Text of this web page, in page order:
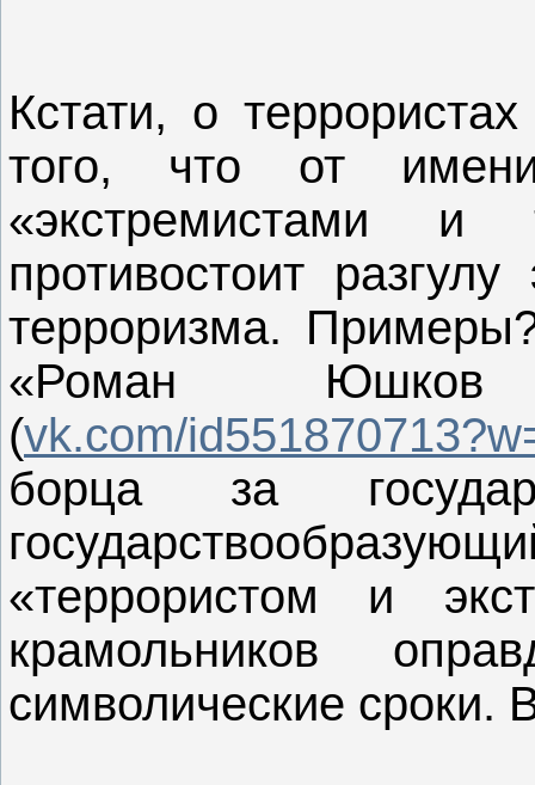
Кстати, о
того, что от имени
«экстремистами и
противостоит
терроризма.
«Роман Юшков
(vk.com/
борца за
«террористом и
крамольников
символические сроки.